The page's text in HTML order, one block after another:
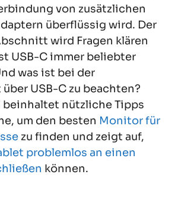
von zusätzlichen
überflüssig wird. Der
wird Fragen klären
USB-C immer beliebter
was ist bei der
USB-C zu beachten?
beinhaltet nützliche Tipps
um den besten Monitor für
zu finden und zeigt auf,
problemlos an einen
können.